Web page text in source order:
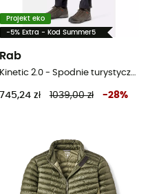
Projekt eko
-5% Extra - Kod Summer5
Rab
Kinetic 2.0 - Spodnie turystyczne męskie
745,24 zł 1039,00 zł -28%